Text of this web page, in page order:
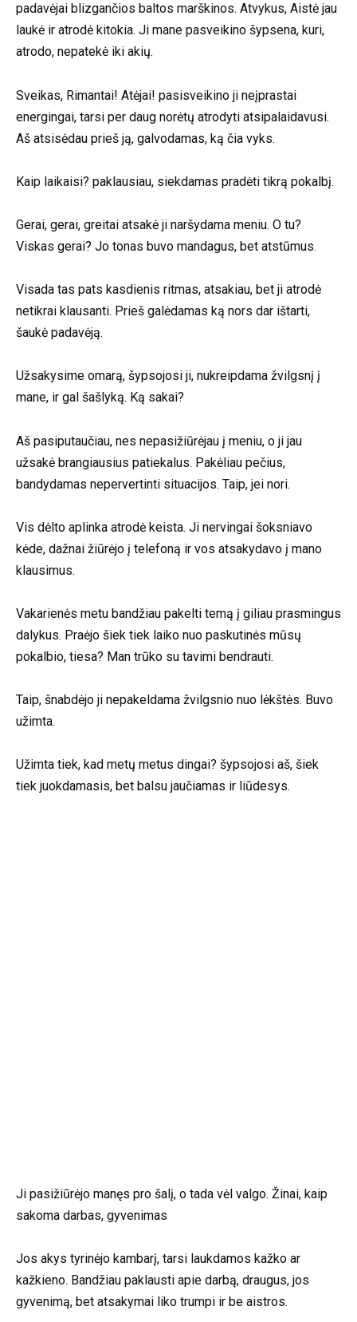
padavėjai blizgančios baltos marškinos. Atvykus, Aistė jau
laukė ir atrodė kitokia. Ji mane pasveikino šypsena, kuri,
atrodo, nepatekė iki akių.
Sveikas, Rimantai! Atėjai! pasisveikino ji neįprastai
energingai, tarsi per daug norėtų atrodyti atsipalaidavusi.
Aš atsisėdau prieš ją, galvodamas, ką čia vyks.
Kaip laikaisi? paklausiau, siekdamas pradėti tikrą pokalbį.
Gerai, gerai, greitai atsakė ji naršydama meniu. O tu?
Viskas gerai? Jo tonas buvo mandagus, bet atstūmus.
Visada tas pats kasdienis ritmas, atsakiau, bet ji atrodė
netikrai klausanti. Prieš galėdamas ką nors dar ištarti,
šaukė padavėją.
Užsakysime omarą, šypsojosi ji, nukreipdama žvilgsnį į
mane, ir gal šašlyką. Ką sakai?
Aš pasiputaučiau, nes nepasižiūrėjau į meniu, o ji jau
užsakė brangiausius patiekalus. Pakėliau pečius,
bandydamas nepervertinti situacijos. Taip, jei nori.
Vis dėlto aplinka atrodė keista. Ji nervingai šoksniavo
kėde, dažnai žiūrėjo į telefoną ir vos atsakydavo į mano
klausimus.
Vakarienės metu bandžiau pakelti temą į giliau prasmingus
dalykus. Praėjo šiek tiek laiko nuo paskutinės mūsų
pokalbio, tiesa? Man trūko su tavimi bendrauti.
Taip, šnabdėjo ji nepakeldama žvilgsnio nuo lėkštės. Buvo
užimta.
Užimta tiek, kad metų metus dingai? šypsojosi aš, šiek
tiek juokdamasis, bet balsu jaučiamas ir liūdesys.
Ji pasižiūrėjo manęs pro šalį, o tada vėl valgo. Žinai, kaip
sakoma darbas, gyvenimas
Jos akys tyrinėjo kambarį, tarsi laukdamos kažko ar
kažkieno. Bandžiau paklausti apie darbą, draugus, jos
gyvenimą, bet atsakymai liko trumpi ir be aistros.